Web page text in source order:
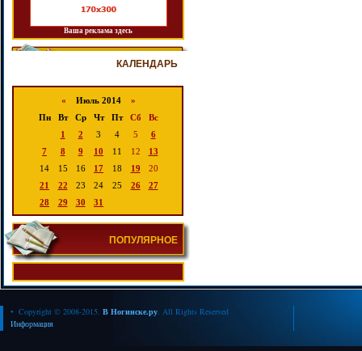
Ваша реклама здесь
КАЛЕНДАРЬ
« Июль 2014 »
Пн
Вт Ср Чт Пт Сб
Вс
1
2 3 4 5
6
7
8 9 10 11 12
13
14
15 16 17 18 19
20
21
22 23 24 25 26
27
28
29 30 31
ПОПУЛЯРНОЕ
• Copyright © 2008-2015. В Ногинске.ру. All Rights Reserved
Информация